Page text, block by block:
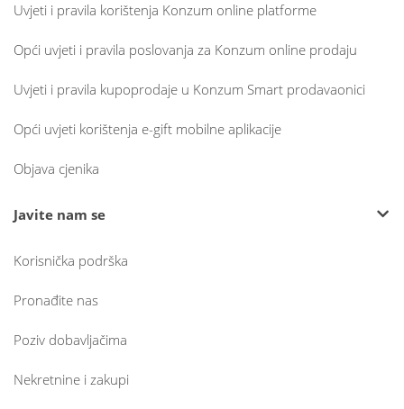
Uvjeti i pravila korištenja Konzum online platforme
Opći uvjeti i pravila poslovanja za Konzum online prodaju
Uvjeti i pravila kupoprodaje u Konzum Smart prodavaonici
Opći uvjeti korištenja e-gift mobilne aplikacije
Objava cjenika
Javite nam se
Korisnička podrška
Pronađite nas
Poziv dobavljačima
Nekretnine i zakupi